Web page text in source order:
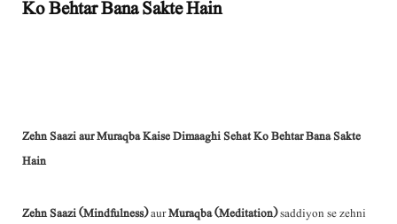
Ko Behtar Bana Sakte Hain
Zehn Saazi aur Muraqba Kaise Dimaaghi Sehat Ko Behtar Bana Sakte
Hain
Zehn Saazi (Mindfulness)aurMuraqba (Meditation)saddiyon se zehni